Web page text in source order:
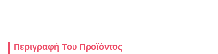
Περιγραφή Του Προϊόντος